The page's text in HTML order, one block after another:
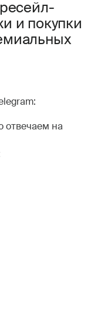
и покупки
отвечаем на